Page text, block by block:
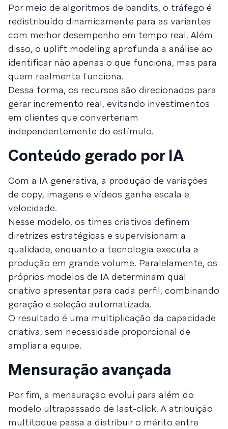
Por meio de algoritmos de bandits, o tráfego é
redistribuído dinamicamente para as variantes
com melhor desempenho em tempo real. Além
disso, o uplift modeling aprofunda a análise ao
identificar não apenas o que funciona, mas para
quem realmente funciona.
Dessa forma, os recursos são direcionados para
gerar incremento real, evitando investimentos
em clientes que converteriam
independentemente do estímulo.
Conteúdo gerado por IA
Com a IA generativa, a produção de variações
de copy, imagens e vídeos ganha escala e
velocidade.
Nesse modelo, os times criativos definem
diretrizes estratégicas e supervisionam a
qualidade, enquanto a tecnologia executa a
produção em grande volume. Paralelamente, os
próprios modelos de IA determinam qual
criativo apresentar para cada perfil, combinando
geração e seleção automatizada.
O resultado é uma multiplicação da capacidade
criativa, sem necessidade proporcional de
ampliar a equipe.
Mensuração avançada
Por fim, a mensuração evolui para além do
modelo ultrapassado de last-click. A atribuição
multitoque passa a distribuir o mérito entre